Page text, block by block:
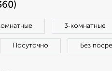
3‑комнатные
Посуточно Без